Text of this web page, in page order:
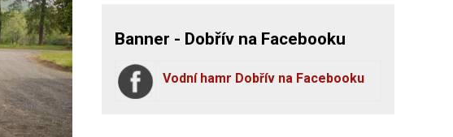
Banner - Dobřív na Facebooku
Vodní hamr Dobřív na Facebooku